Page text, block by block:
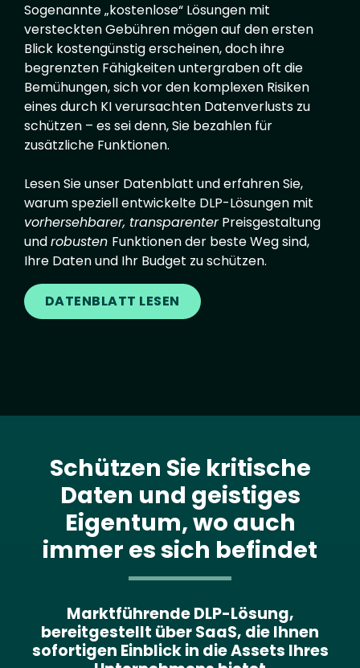
Sogenannte „kostenlose“ Lösungen mit
versteckten Gebühren mögen auf den ersten
Blick kostengünstig erscheinen, doch ihre
begrenzten Fähigkeiten untergraben oft die
Bemühungen, sich vor den komplexen Risiken
eines durch KI verursachten Datenverlusts zu
schützen – es sei denn, Sie bezahlen für
zusätzliche Funktionen.
Lesen Sie unser Datenblatt und erfahren Sie,
warum speziell entwickelte DLP-Lösungen mit
vorhersehbarer, transparenterPreisgestaltung
undrobusten Funktionen der beste Weg sind,
Ihre Daten und Ihr Budget zu schützen.
DATENBLATT LESEN
Schützen Sie kritische
Daten und geistiges
Eigentum, wo auch
immer es sich befindet
Marktführende DLP-Lösung,
bereitgestellt über SaaS, die Ihnen
sofortigen Einblick in die Assets Ihres